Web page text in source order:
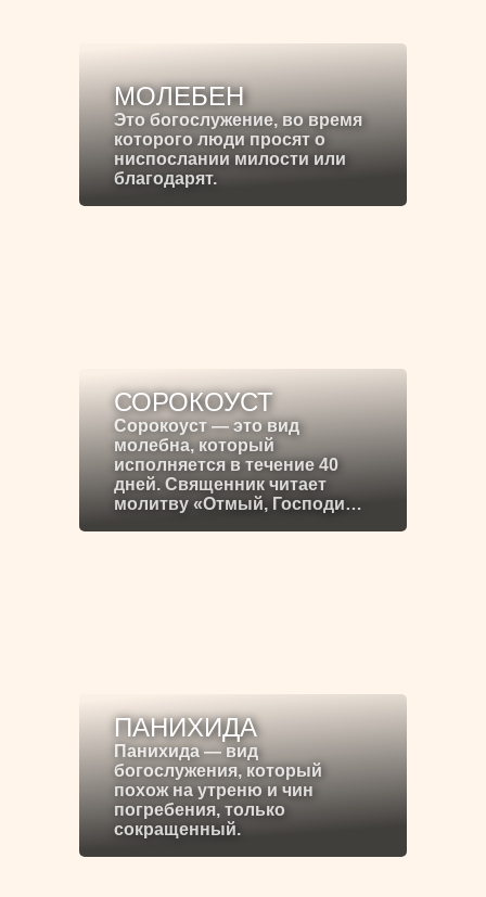
МОЛЕБЕН
Это богослужение, во время
которого люди просят о
ниспослании милости или
благодарят.
СОРОКОУСТ
Сорокоуст — это вид
молебна, который
исполняется в течение 40
дней. Священник читает
молитву «Отмый, Господи…
ПАНИХИДА
Панихида — вид
богослужения, который
похож на утреню и чин
погребения, только
сокращенный.